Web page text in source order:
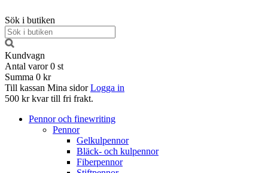
Sök i butiken
Kundvagn
Antal varor 0 st
Summa 0 kr
Till kassan Mina sidor Logga in
500 kr kvar till fri frakt.
Pennor och finewriting
Pennor
Gelkulpennor
Bläck- och kulpennor
Fiberpennor